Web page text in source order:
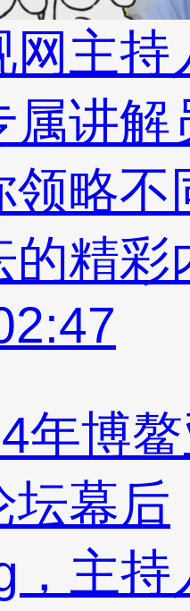
网主持
讲解
领略不
的精彩
年博鳌
坛幕后
，主持